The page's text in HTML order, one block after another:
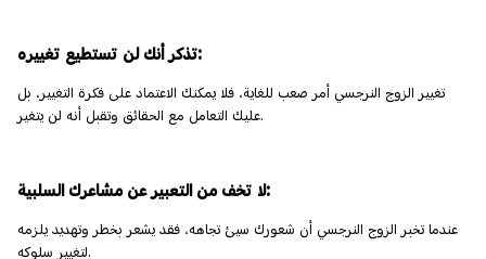
تذكر أنك لن تستطيع تغييره:
تغيير الزوج النرجسي أمر صعب للغاية، فلا يمكنك الاعتماد على فكرة التغيير، بل
عليك التعامل مع الحقائق وتقبل أنه لن يتغير.
لا تخف من التعبير عن مشاعرك السلبية:
عندما تخبر الزوج النرجسي أن شعورك سيئ تجاهه، فقد يشعر بخطر وتهديد يلزمه
لتغيير سلوكه.